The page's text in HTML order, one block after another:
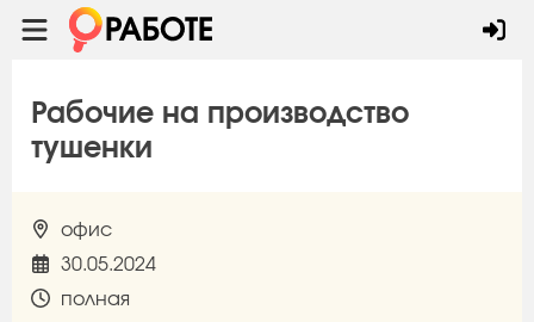
Рабочие на производство
тушенки
офис
30.05.2024
полная